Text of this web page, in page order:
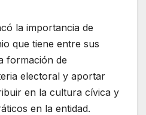
la importancia de
que tiene entre sus
formación de
electoral y aportar
en la cultura cívica y
en la entidad.